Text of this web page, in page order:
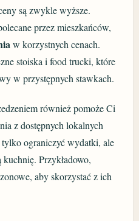
są zwykle wyższe.
przez mieszkańców,
w korzystnych cenach.
stoiska i food trucki, które
w przystępnych stawkach.
również pomoże Ci
z dostępnych lokalnych
ograniczyć wydatki, ale
Przykładowo,
aby skorzystać z ich